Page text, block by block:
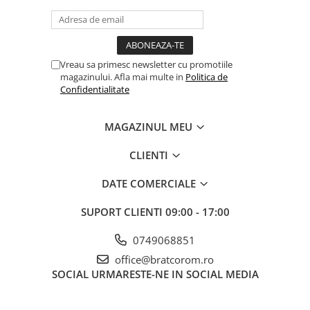
Mufe si conectori irigare
Panouri si elemente gard
Programatoare stropire
Sere si solarii
Detergenti de vase profesionali
Pentru masini de spalat si polish
Pentru spalare manuala
Detergenti lichizi profesionali
Vreau sa primesc newsletter cu promotiile
magazinului. Afla mai multe in Politica de
Confidentialitate
MAGAZINUL MEU
CLIENTI
DATE COMERCIALE
SUPORT CLIENTI 09:00 - 17:00
0749068851
office@bratcorom.ro
SOCIAL URMARESTE-NE IN SOCIAL MEDIA